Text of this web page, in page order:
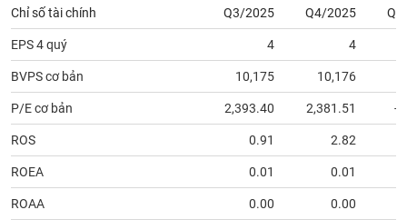
Chỉ số tài chính Q3/2025 Q4/2025
EPS 4 quý 4 4
BVPS cơ bản 10,175 10,176
P/E cơ bản 2,393.40 2,381.51 -
ROS 0.91 2.82
ROEA 0.01 0.01
ROAA 0.00 0.00